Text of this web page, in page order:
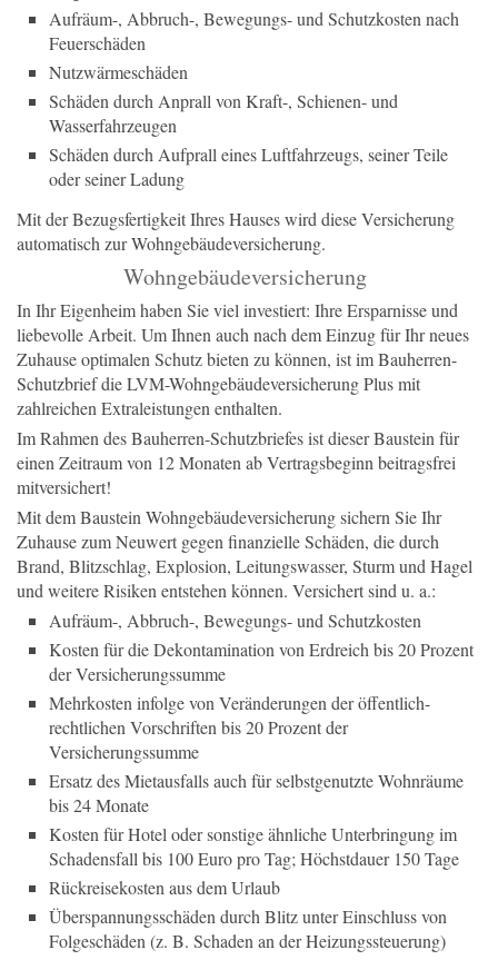
Aufräum-, Abbruch-, Bewegungs- und Schutzkosten nach
Feuerschäden
Nutzwärmeschäden
Schäden durch Anprall von Kraft-, Schienen- und
Wasserfahrzeugen
Schäden durch Aufprall eines Luftfahrzeugs, seiner Teile
oder seiner Ladung
Mit der Bezugsfertigkeit Ihres Hauses wird diese Versicherung
automatisch zur Wohngebäudeversicherung.
Wohngebäudeversicherung
In Ihr Eigenheim haben Sie viel investiert: Ihre Ersparnisse und
liebevolle Arbeit. Um Ihnen auch nach dem Einzug für Ihr neues
Zuhause optimalen Schutz bieten zu können, ist im Bauherren-
Schutzbrief die LVM-Wohngebäudeversicherung Plus mit
zahlreichen Extraleistungen enthalten.
Im Rahmen des Bauherren-Schutzbriefes ist dieser Baustein für
einen Zeitraum von 12 Monaten ab Vertragsbeginn beitragsfrei
mitversichert!
Mit dem Baustein Wohngebäudeversicherung sichern Sie Ihr
Zuhause zum Neuwert gegen finanzielle Schäden, die durch
Brand, Blitzschlag, Explosion, Leitungswasser, Sturm und Hagel
und weitere Risiken entstehen können. Versichert sind u. a.:
Aufräum-, Abbruch-, Bewegungs- und Schutzkosten
Kosten für die Dekontamination von Erdreich bis 20 Prozent
der Versicherungssumme
Mehrkosten infolge von Veränderungen der öffentlich-
rechtlichen Vorschriften bis 20 Prozent der
Versicherungssumme
Ersatz des Mietausfalls auch für selbstgenutzte Wohnräume
bis 24 Monate
Kosten für Hotel oder sonstige ähnliche Unterbringung im
Schadensfall bis 100 Euro pro Tag; Höchstdauer 150 Tage
Rückreisekosten aus dem Urlaub
Überspannungsschäden durch Blitz unter Einschluss von
Folgeschäden (z. B. Schaden an der Heizungssteuerung)